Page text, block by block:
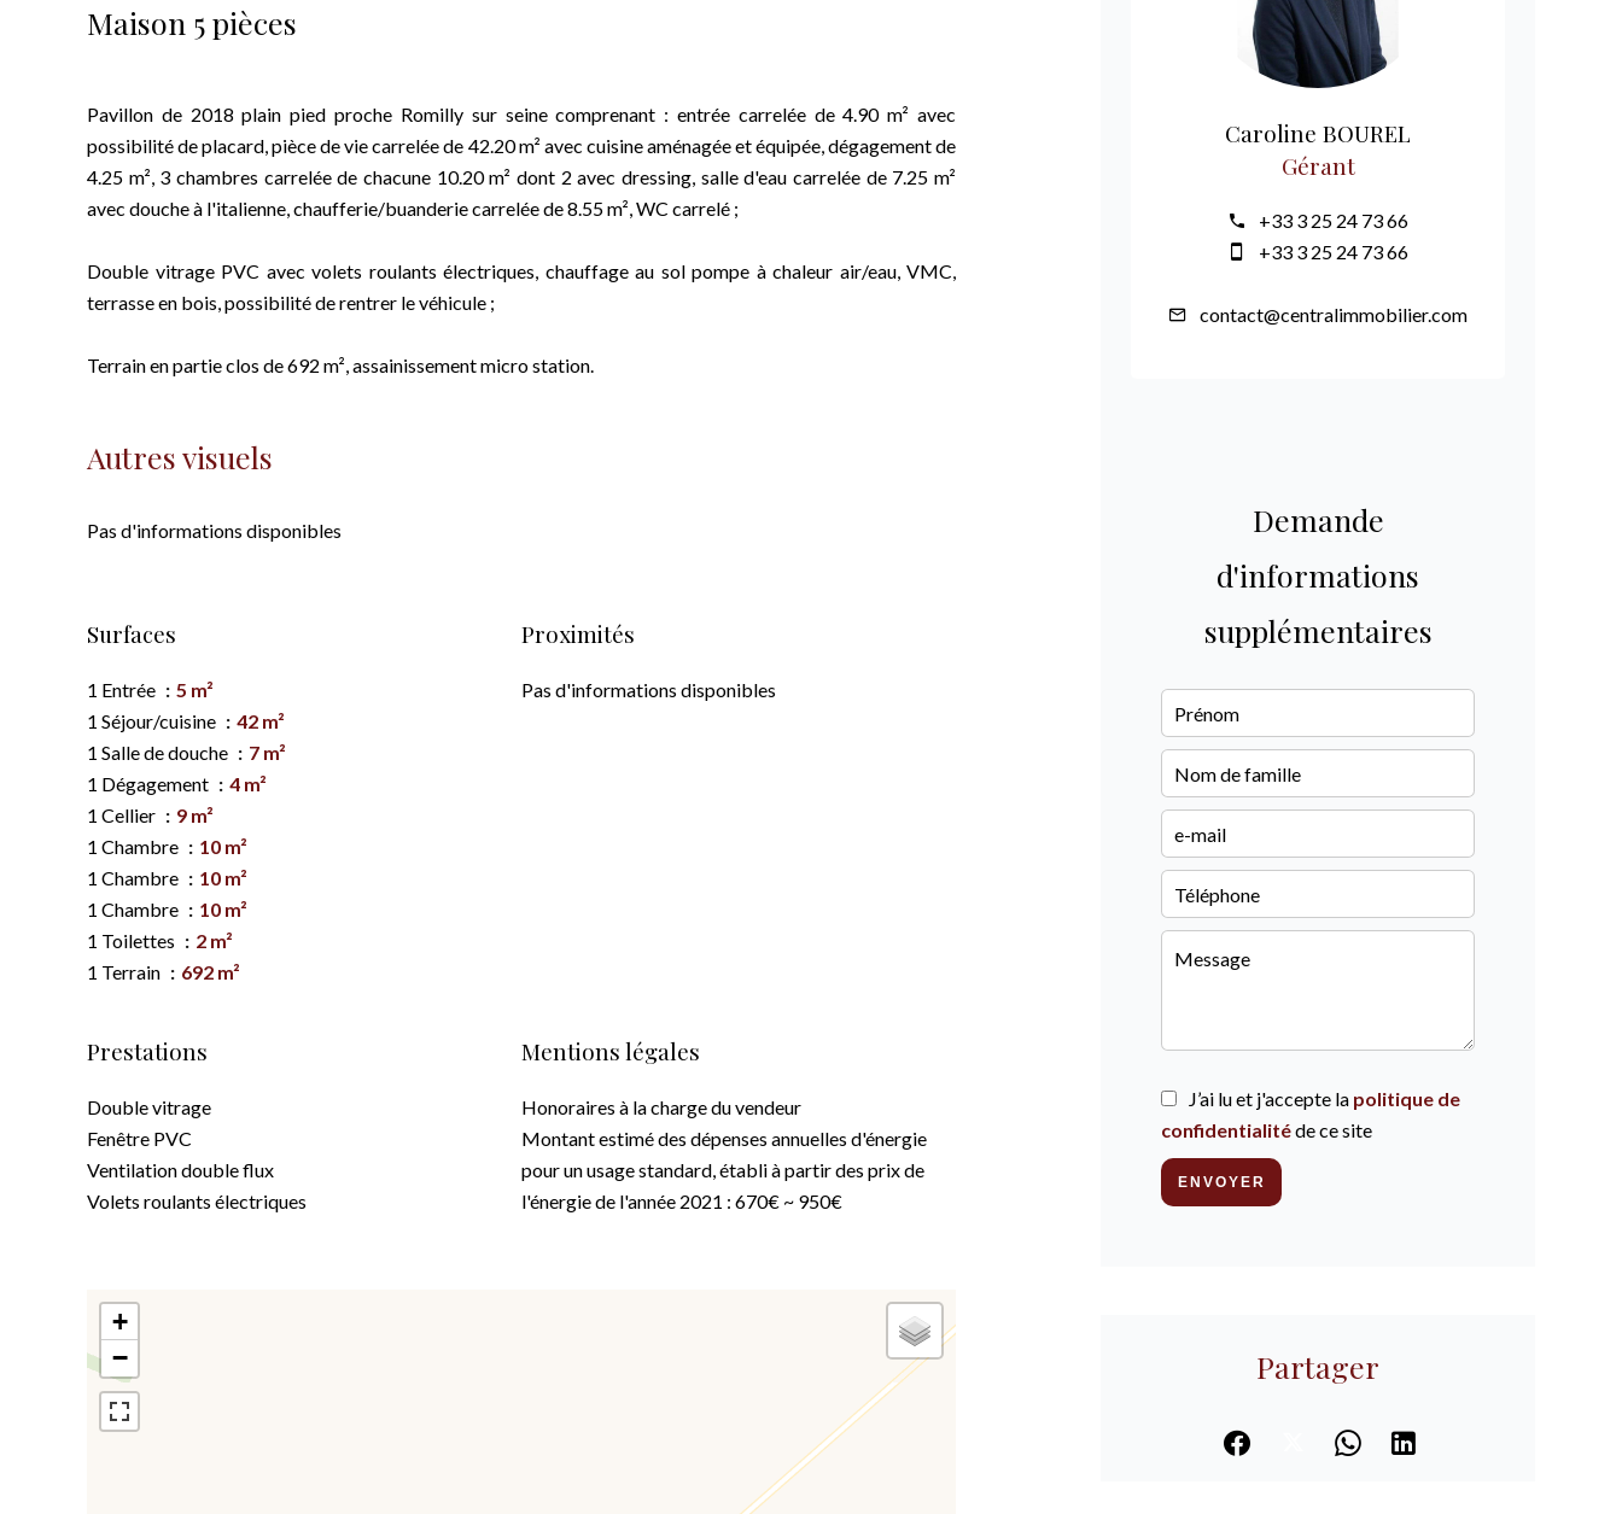
Maison 5 pièces
Pavillon de 2018 plain pied proche Romilly sur seine comprenant : entrée carrelée de 4.90 m² avec
possibilité de placard, pièce de vie carrelée de 42.20 m² avec cuisine aménagée et équipée, dégagement de
4.25 m², 3 chambres carrelée de chacune 10.20 m² dont 2 avec dressing, salle d'eau carrelée de 7.25 m²
avec douche à l'italienne, chaufferie/buanderie carrelée de 8.55 m², WC carrelé ;
Double vitrage PVC avec volets roulants électriques, chauffage au sol pompe à chaleur air/eau, VMC,
terrasse en bois, possibilité de rentrer le véhicule ;
Terrain en partie clos de 692 m², assainissement micro station.
Autres visuels
Pas d'informations disponibles
Surfaces
1 Entrée
5 m²
1 Séjour/cuisine
42 m²
1 Salle de douche
7 m²
1 Dégagement
4 m²
1 Cellier
9 m²
1 Chambre
10 m²
1 Chambre
10 m²
1 Chambre
10 m²
1 Toilettes
2 m²
1 Terrain
692 m²
Proximités
Pas d'informations disponibles
Prestations
Double vitrage
Fenêtre PVC
Ventilation double flux
Volets roulants électriques
Mentions légales
Honoraires à la charge du vendeur
Montant estimé des dépenses annuelles d'énergie
pour un usage standard, établi à partir des prix de
l'énergie de l'année 2021 : 670€ ~ 950€
+
−
Caroline BOUREL
Gérant
+33 3 25 24 73 66
+33 3 25 24 73 66
contact@centralimmobilier.com
Demande
d'informations
supplémentaires
J’ai lu et j'accepte la politique de
confidentialitéde ce site
ENVOYER
Partager